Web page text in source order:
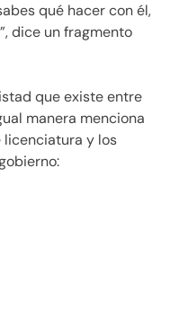
qué hacer con él,
dice un fragmento
que existe entre
manera menciona
licenciatura y los